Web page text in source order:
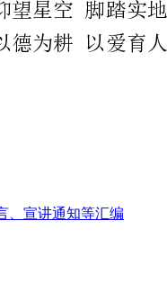
、宣讲通知等汇编